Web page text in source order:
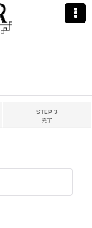
STEP 3
完了